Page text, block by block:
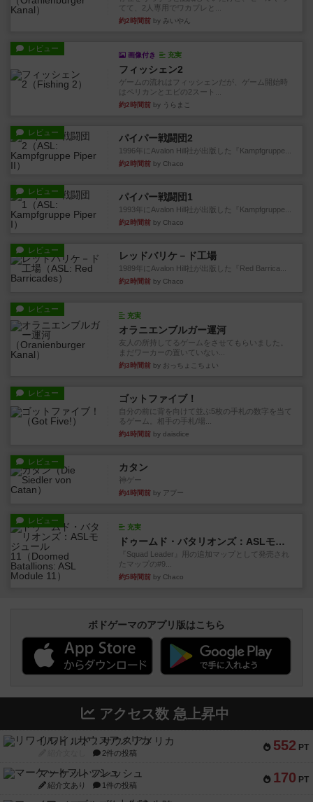
てて、2人専用でワカプレと...
約2時間前 by みいやん
レビュー
画像付き 充実
フィッシェン2
ゲームの流れはフィッシェンだが、ゲーム開始時
はペリカンとエビの2スート...
約2時間前 by うらまこ
レビュー パイパー戦闘団2
1996年にAvalon Hill社が出版した『Kampfgruppe...
約2時間前 by Chaco
レビュー パイパー戦闘団1
1993年にAvalon Hill社が出版した『Kampfgruppe...
約2時間前 by Chaco
レビュー レッドバリケ－ド工場
1989年にAvalon Hill社が出版した『Red Barrica...
約2時間前 by Chaco
レビュー
充実
オラニエンブルガー運河
友人の所持してるゲームをさせてもらいました。
まだワーカーの置いていない...
約3時間前 by おっちょこちょい
レビュー ゴットファイブ！
自分の前に背を向けて並ぶ5枚の手札の数字を当て
るゲーム。相手の手札/場...
約4時間前 by daisdice
レビュー カタン
神ゲー
約4時間前 by アプー
レビュー
充実
ドゥームド・バタリオンズ：ASLモジュール11
『Squad Leader』用の追加マップとして発売され
たマップの#9...
約5時間前 by Chaco
ボドゲーマのアプリ版はこちら
アクセス数 急上昇中
552 PT
リワイルド：サウスアメリカ
2件の投稿
170 PT
マーケットフレッシュ
紹介文あり 1件の投稿